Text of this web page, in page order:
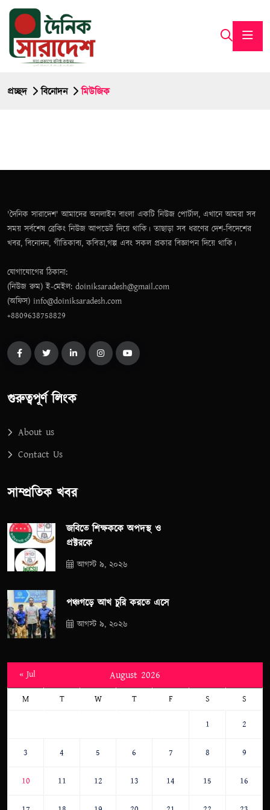
প্রচ্ছদ বিনোদন মিউজিক
'দৈনিক সারাদেশ' আমাদের অনলাইন বাংলা একটি নিউজ পোর্টাল, এখানে আমরা সব
সময় সর্বশেষ ব্রেকিং নিউজ আপডেট দিয়ে থাকি। তাছাড়া সব ধরণের দেশ-বিদেশের
খবর, বিনোদন, গীতিকাব্য, কবিতা,গল্প এবং সকল প্রকার বিজ্ঞাপন দিয়ে থাকি।
যোগাযোগের ঠিকানা:
(নিউজ রুম) ই-মেইল: doiniksaradesh@gmail.com
(অফিস) info@doiniksaradesh.com
+8809638758829
গুরুত্বপূর্ণ লিংক
About us
Contact Us
সাম্প্রতিক খবর
জবিতে শিক্ষককে অপদস্থ ও
প্রক্টরকে
আগস্ট ৯, ২০২৬
পঞ্চগড়ে আখ চুরি করতে এসে
আগস্ট ৯, ২০২৬
August 2026
M T W T F S S
1 2
3 4 5 6 7 8 9
10 11 12 13 14 15 16
« Jul